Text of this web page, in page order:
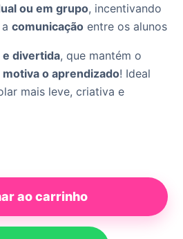
ou em grupo, incentivando
comunicação entre os alunos
e divertida, que mantém o
motiva o aprendizado! Ideal
mais leve, criativa e
ao carrinho